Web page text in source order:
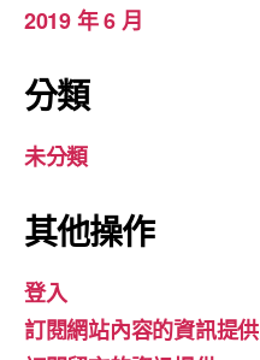
2019 年 6 月
分類
未分類
其他操作
登入
訂閱網站內容的資訊提供